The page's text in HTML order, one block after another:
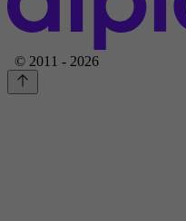
© 2011 - 2026